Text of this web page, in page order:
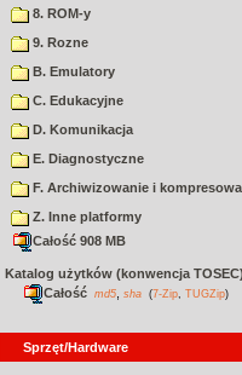
8. ROM-y
9. Rozne
B. Emulatory
C. Edukacyjne
D. Komunikacja
E. Diagnostyczne
F. Archiwizowanie i
Z. Inne platformy
Całość 908 MB
Katalog użytków (konwencja TOSEC)
Całość md5 sha (7-Zip TUGZip)
Sprzęt/Hardware